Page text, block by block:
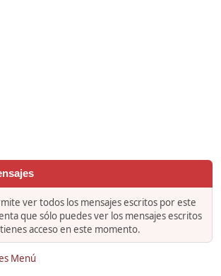
ver todos los mensajes escritos por este
que sólo puedes ver los mensajes escritos
acceso en este momento.
Menú